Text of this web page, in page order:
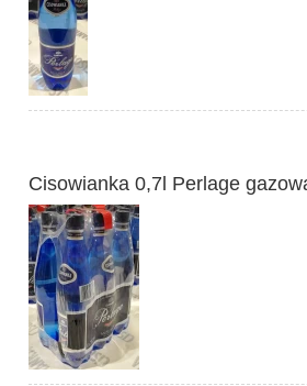
Cisowianka 0,7l Perlage